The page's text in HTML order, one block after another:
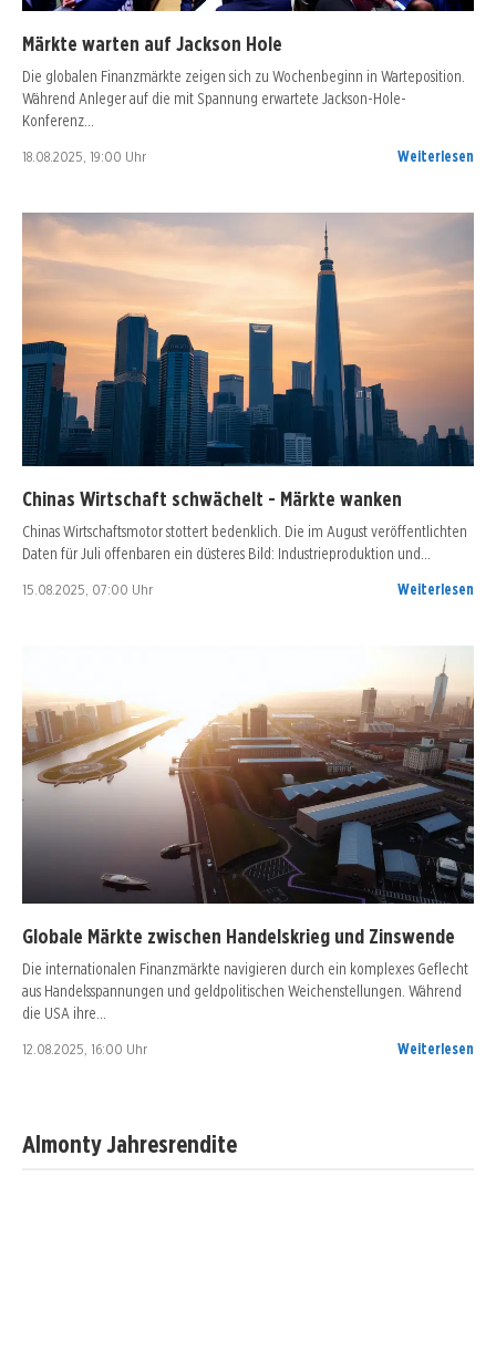
Märkte warten auf Jackson Hole
Die globalen Finanzmärkte zeigen sich zu Wochenbeginn in Warteposition.
Während Anleger auf die mit Spannung erwartete Jackson-Hole-
Konferenz…
18.08.2025, 19:00 Uhr Weiterlesen
Chinas Wirtschaft schwächelt - Märkte wanken
Chinas Wirtschaftsmotor stottert bedenklich. Die im August veröffentlichten
Daten für Juli offenbaren ein düsteres Bild: Industrieproduktion und…
15.08.2025, 07:00 Uhr Weiterlesen
Globale Märkte zwischen Handelskrieg und Zinswende
Die internationalen Finanzmärkte navigieren durch ein komplexes Geflecht
aus Handelsspannungen und geldpolitischen Weichenstellungen. Während
die USA ihre…
12.08.2025, 16:00 Uhr Weiterlesen
Almonty Jahresrendite